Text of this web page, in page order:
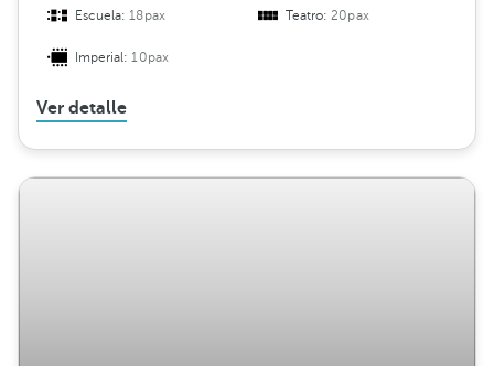
Escuela:18pax Teatro:20pax
Imperial:10pax
Ver detalle